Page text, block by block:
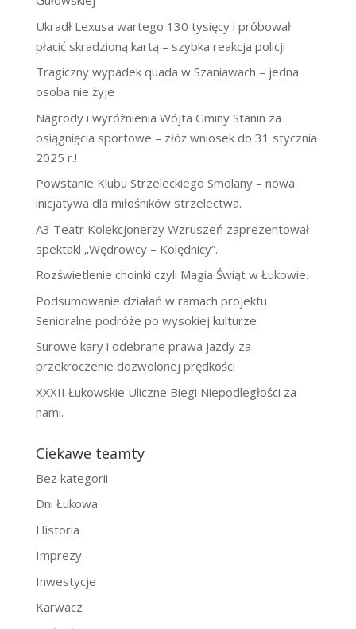
Ukradł Lexusa wartego 130 tysięcy i próbował
płacić skradzioną kartą – szybka reakcja policji
Tragiczny wypadek quada w Szaniawach – jedna
osoba nie żyje
Nagrody i wyróżnienia Wójta Gminy Stanin za
osiągnięcia sportowe – złóż wniosek do 31 stycznia
2025 r.!
Powstanie Klubu Strzeleckiego Smolany – nowa
inicjatywa dla miłośników strzelectwa.
A3 Teatr Kolekcjonerzy Wzruszeń zaprezentował
spektakl „Wędrowcy – Kolędnicy”.
Rozświetlenie choinki czyli Magia Świąt w Łukowie.
Podsumowanie działań w ramach projektu
Senioralne podróże po wysokiej kulturze
Surowe kary i odebrane prawa jazdy za
przekroczenie dozwolonej prędkości
XXXII Łukowskie Uliczne Biegi Niepodległości za
nami.
Ciekawe teamty
Bez kategorii
Dni Łukowa
Historia
Imprezy
Inwestycje
Karwacz